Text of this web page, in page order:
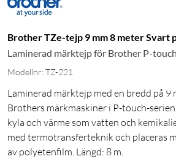
Brother TZe-tejp 9 mm 8 meter Svart
Laminerad märktejp för Brother P-touch
Modellnr: TZ-221
Laminerad märktejp med en bredd på 9
Brothers märkmaskiner i P-touch-
kyla och värme som vatten och
med termotransferteknik och placeras
av polyetenfilm. Längd: 8 m.